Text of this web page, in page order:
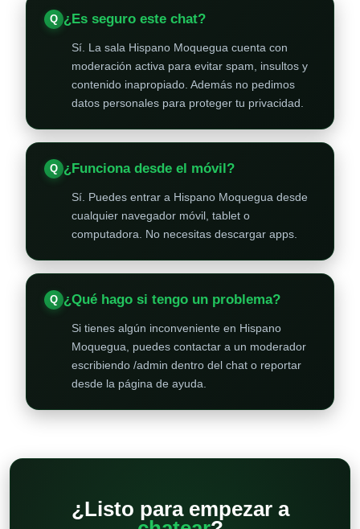
¿Es seguro este chat?
Sí. La sala Hispano Moquegua cuenta con
moderación activa para evitar spam, insultos y
contenido inapropiado. Además no pedimos
datos personales para proteger tu privacidad.
¿Funciona desde el móvil?
Sí. Puedes entrar a Hispano Moquegua desde
cualquier navegador móvil, tablet o
computadora. No necesitas descargar apps.
¿Qué hago si tengo un problema?
Si tienes algún inconveniente en Hispano
Moquegua, puedes contactar a un moderador
escribiendo /admin dentro del chat o reportar
desde la página de ayuda.
¿Listo para empezar a